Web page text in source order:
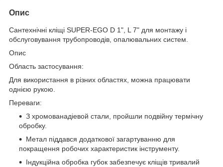
Опис
Сантехнічні кліщі SUPER-EGO D 1", L 7" для монтажу і
обслуговування трубопроводів, опалювальних систем.
Опис
Область застосування:
Для використання в різних областях, можна працювати
однією рукою.
Переваги:
З хромованадіевой стали, пройшли подвійну термічну
обробку.
Метал піддався додаткової загартуванню для
покращення робочих характеристик інструменту.
Індукційна обробка губок забезпечує кліщів тривалий